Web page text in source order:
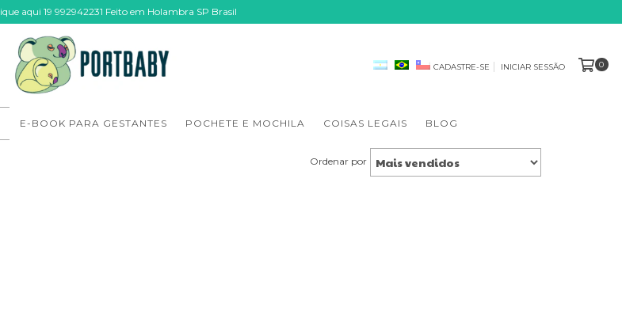
aqui 19 992942231 Feito em Holambra SP Brasil
CADASTRE-SE INICIAR SESSÃO 0
E-BOOK PARA GESTANTES POCHETE E MOCHILA COISAS LEGAIS BLOG
Ordenar por